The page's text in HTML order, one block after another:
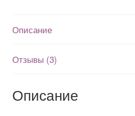
два
микрофона
c
и
цветомузыкой
Описание
Отзывы (3)
Описание